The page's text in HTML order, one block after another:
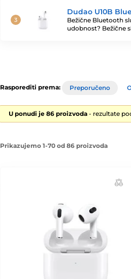
Dudao U10B
Bežične Bluetooth
udobnost? Bežične
Rasporediti prema: Preporučeno
U ponudi je 86 proizvoda - rezultate
Prikazujemo 1-70 od 86 proizvoda